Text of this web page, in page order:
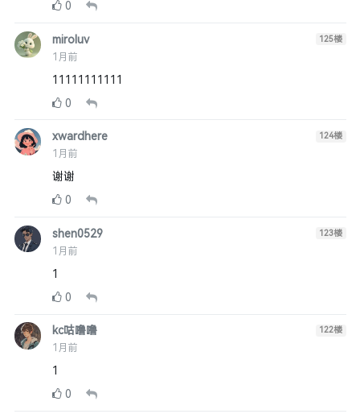
0
miroluv
1月前
125楼
11111111111
0
xwardhere
1月前
124楼
谢谢
0
shen0529
1月前
123楼
1
0
kc咕噜噜
1月前
122楼
1
0